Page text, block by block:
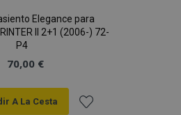
Elegance para
II 2+1 (2006-) 72-
P4
70,00 €
A La Cesta